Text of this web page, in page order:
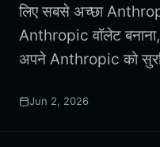
Español (Argentina)
लिए सबसे अच्छा
Anthropic वॉलेट
अपने Anthropic को
Jun 2, 2026